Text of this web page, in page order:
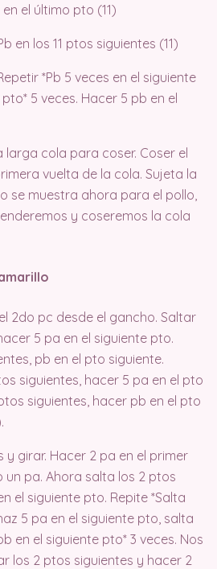
el último pto (11)
en los 11 ptos siguientes (11)
*Pb 5 veces en el siguiente
5 veces. Hacer 5 pb en el
larga cola para coser. Coser el
vuelta de la cola. Sujeta la
se muestra ahora para el pollo,
y coseremos la cola
2do pc desde el gancho. Saltar
5 pa en el siguiente pto.
pb en el pto siguiente.
siguientes, hacer 5 pa en el pto
siguientes, hacer pb en el pto
y girar. Hacer 2 pa en el primer
un pa. Ahora salta los 2 ptos
el siguiente pto. Repite *Salta
5 pa en el siguiente pto, salta
en el siguiente pto* 3 veces. Nos
los 2 ptos siguientes y hacer 2